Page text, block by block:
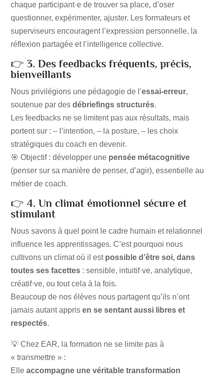
chaque participant·e de trouver sa place, d’oser
questionner, expérimenter, ajuster. Les formateurs et
superviseurs encouragent l’expression personnelle, la
réflexion partagée et l’intelligence collective.
👉3. Des feedbacks fréquents, précis,
bienveillants
Nous privilégions une pédagogie de l’essai-erreur,
soutenue par desdébriefings structurés.
Les feedbacks ne se limitent pas aux résultats, mais
portent sur : – l’intention, – la posture, – les choix
stratégiques du coach en devenir.
🎯 Objectif : développer une pensée métacognitive
(penser sur sa manière de penser, d’agir), essentielle au
métier de coach.
👉4. Un climat émotionnel sécure et
stimulant
Nous savons à quel point le cadre humain et relationnel
influence les apprentissages. C’est pourquoi nous
cultivons un climat où il est possible d’être soi, dans
toutes ses facettes : sensible, intuitif·ve, analytique,
créatif·ve, ou tout cela à la fois.
Beaucoup de nos élèves nous partagent qu’ils n’ont
jamais autant apprisen se sentant aussi libres et
respectés.
💡 Chez EAR, la formation ne se limite pas à
« transmettre » :
Elleaccompagne une véritable transformation